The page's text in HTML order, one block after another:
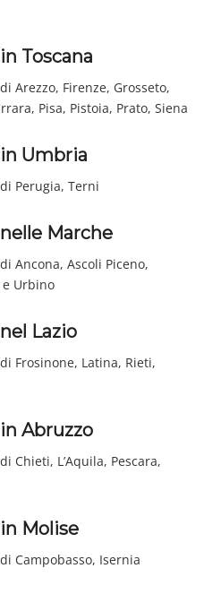
Toscana
Arezzo, Firenze, Grosseto,
Pisa, Pistoia, Prato, Siena
Umbria
Perugia, Terni
Marche
Ancona, Ascoli Piceno,
e Urbino
Lazio
Frosinone, Latina, Rieti,
Abruzzo
Chieti, L’Aquila, Pescara,
Molise
Campobasso, Isernia